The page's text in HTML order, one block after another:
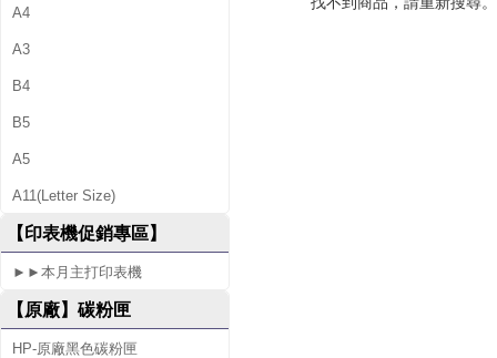
F
2
0
A4
A3
B4
B5
A5
A11(Letter Size)
【印表機促銷專區】
►►本月主打印表機
【原廠】碳粉匣
HP-原廠黑色碳粉匣